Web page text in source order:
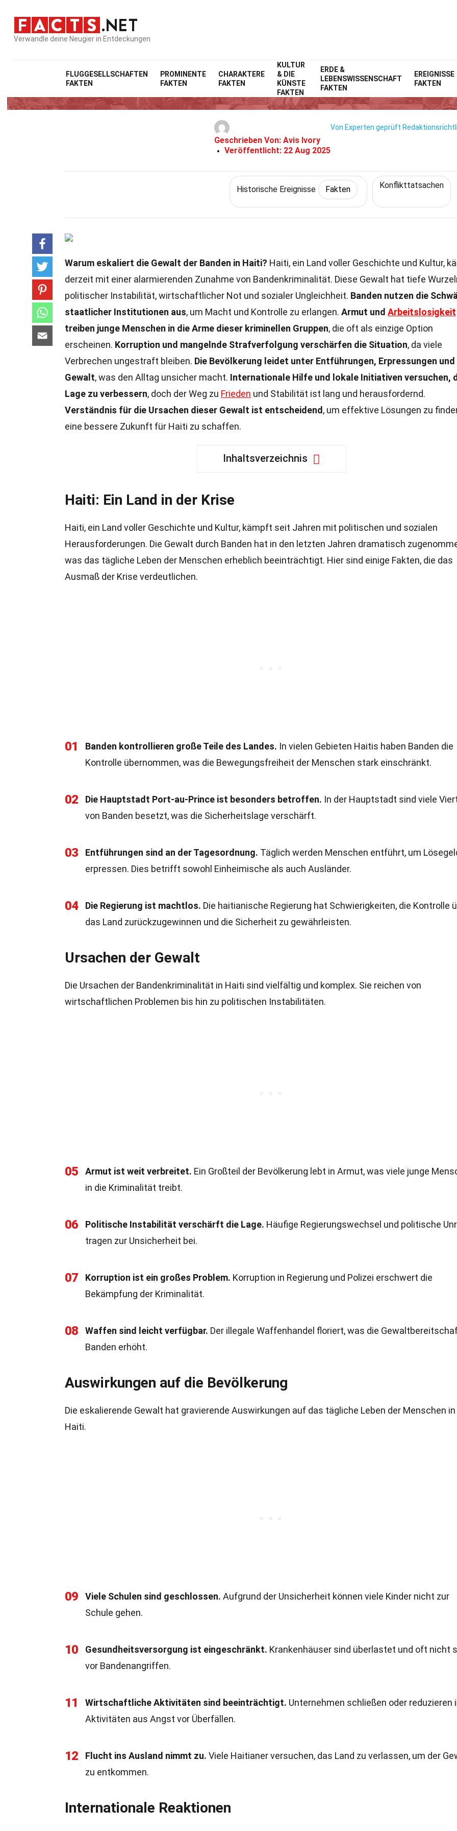
Verwandle deine Neugier in Entdeckungen
FLUGGESELLSCHAFTEN
FAKTEN
PROMINENTE
FAKTEN
CHARAKTERE
FAKTEN
KULTUR
& DIE
KÜNSTE
FAKTEN
ERDE &
LEBENSWISSENSCHAFT
FAKTEN
EREIGNISSE
FAKTEN
Home Geschichte Fakten Historische EreignisseFakten
26 Fakten Über Haiti-Banden-Gewalt
Geschrieben Von: Avis Ivory
Veröffentlicht: 22 Aug 2025
Von Experten geprüft
Historische Ereignisse Fakten Konflikttatsachen
Warum eskaliert die Gewalt der Banden in Haiti? Haiti, ein Land voller Geschichte und Kultur,
derzeit mit einer alarmierenden Zunahme von Bandenkriminalität. Diese Gewalt hat tiefe
politischer Instabilität, wirtschaftlicher Not und sozialer Ungleichheit. Banden nutzen die
staatlicher Institutionen aus, um Macht und Kontrolle zu erlangen. Armut und Arbeitslosigkeit
treiben junge Menschen in die Arme dieser kriminellen Gruppen, die oft als einzige Option
erscheinen. Korruption und mangelnde Strafverfolgung verschärfen die Situation, da viele
Verbrechen ungestraft bleiben. Die Bevölkerung leidet unter Entführungen, Erpressungen und
Gewalt, was den Alltag unsicher macht. Internationale Hilfe und lokale Initiativen versuchen,
Lage zu verbessern, doch der Weg zu Frieden und Stabilität ist lang und herausfordernd.
Verständnis für die Ursachen dieser Gewalt ist entscheidend , um effektive Lösungen zu
eine bessere Zukunft für Haiti zu schaffen.
Inhaltsverzeichnis
Haiti: Ein Land in der Krise
Haiti, ein Land voller Geschichte und Kultur, kämpft seit Jahren mit politischen und sozialen
Herausforderungen. Die Gewalt durch Banden hat in den letzten Jahren dramatisch
was das tägliche Leben der Menschen erheblich beeinträchtigt. Hier sind einige Fakten, die das
Ausmaß der Krise verdeutlichen.
01 Banden kontrollieren große Teile des Landes. In vielen Gebieten Haitis haben Banden die
Kontrolle übernommen, was die Bewegungsfreiheit der Menschen stark einschränkt.
02 Die Hauptstadt Port-au-Prince ist besonders betroffen. In der Hauptstadt sind viele
von Banden besetzt, was die Sicherheitslage verschärft.
03 Entführungen sind an der Tagesordnung. Täglich werden Menschen entführt, um
erpressen. Dies betrifft sowohl Einheimische als auch Ausländer.
04 Die Regierung ist machtlos. Die haitianische Regierung hat Schwierigkeiten, die Kontrolle
das Land zurückzugewinnen und die Sicherheit zu gewährleisten.
Ursachen der Gewalt
Die Ursachen der Bandenkriminalität in Haiti sind vielfältig und komplex. Sie reichen von
wirtschaftlichen Problemen bis hin zu politischen Instabilitäten.
05 Armut ist weit verbreitet. Ein Großteil der Bevölkerung lebt in Armut, was viele junge
in die Kriminalität treibt.
06 Politische Instabilität verschärft die Lage. Häufige Regierungswechsel und politische
tragen zur Unsicherheit bei.
07 Korruption ist ein großes Problem. Korruption in Regierung und Polizei erschwert die
Bekämpfung der Kriminalität.
08 Waffen sind leicht verfügbar. Der illegale Waffenhandel floriert, was die
Banden erhöht.
Auswirkungen auf die Bevölkerung
Die eskalierende Gewalt hat gravierende Auswirkungen auf das tägliche Leben der Menschen in
Haiti.
09 Viele Schulen sind geschlossen. Aufgrund der Unsicherheit können viele Kinder nicht zur
Schule gehen.
10 Gesundheitsversorgung ist eingeschränkt. Krankenhäuser sind überlastet und oft nicht
vor Bandenangriffen.
11 Wirtschaftliche Aktivitäten sind beeinträchtigt. Unternehmen schließen oder reduzieren
Aktivitäten aus Angst vor Überfällen.
12 Flucht ins Ausland nimmt zu. Viele Haitianer versuchen, das Land zu verlassen, um der
zu entkommen.
Internationale Reaktionen